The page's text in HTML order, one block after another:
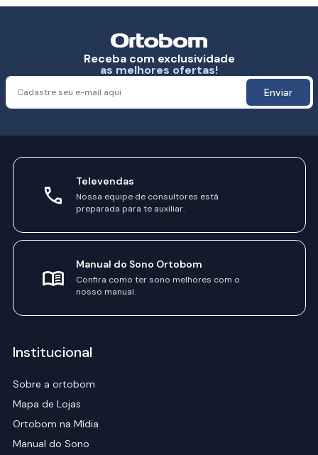
Receba com exclusividade
as melhores ofertas!
Enviar
Televendas
Nossa equipe de consultores está
preparada para te auxiliar.
Manual do Sono Ortobom
Confira como ter sono melhores com o
nosso manual.
Institucional
Sobre a ortobom
Mapa de Lojas
Ortobom na Mídia
Manual do Sono